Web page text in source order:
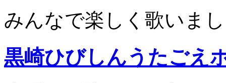
みんなで楽しく歌いま
黒崎ひびしんうたごえ